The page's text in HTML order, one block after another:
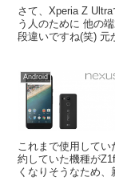
さて、Xperia Z
う人のために 他の
段違いですね(笑) 元
Android
これまで使用して
約していた機種が
くなりそうなため、